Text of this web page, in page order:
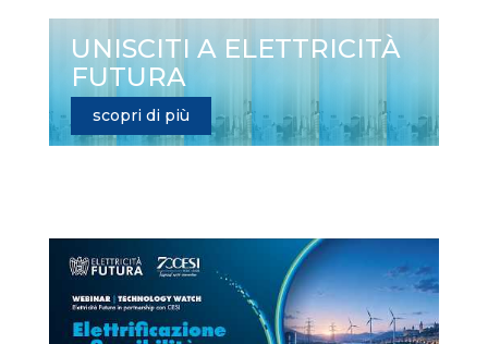
UNISCITI A ELETTRICITÀ
FUTURA
scopri di più